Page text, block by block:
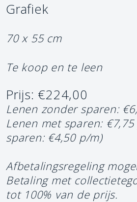
Grafiek
70 x 55 cm
Te koop en te leen
Prijs: €224,00
Lenen zonder sparen:
Lenen met sparen:
sparen: €4,50 p/m)
Afbetalingsregeling
Betaling met
tot 100% van de prijs.